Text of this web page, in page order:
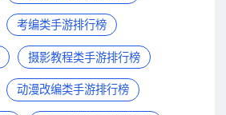
考编类手游排行榜
摄影教程类手游排行榜
动漫改编类手游排行榜